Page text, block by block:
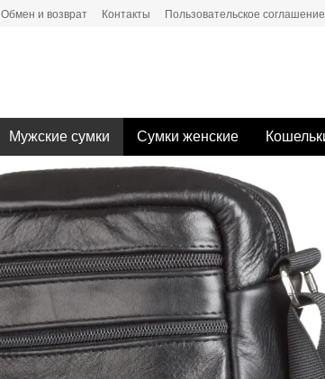
Обмен и возврат Контакты Пользовательское соглашение
Мужские сумки Сумки женские